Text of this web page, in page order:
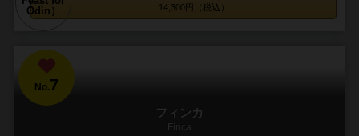
14,300円（税込）
No.7
フィンカ
Finca